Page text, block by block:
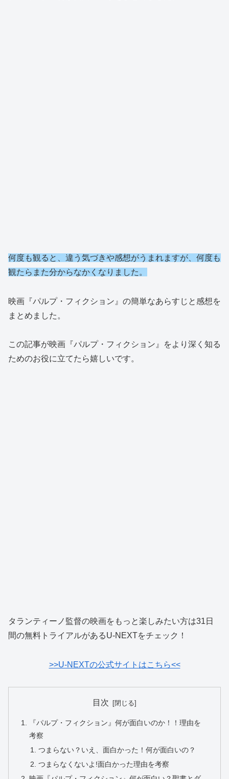
何度も観ると、違う気づきや感想がうまれますが、何度も
観たらまた分からなかくなりました。
映画『パルプ・フィクション』の簡単なあらすじと感想を
まとめました。
この記事が映画『パルプ・フィクション』をより深く知る
ためのお役に立てたら嬉しいです。
タランティーノ監督の映画をもっと楽しみたい方は31日
間の無料トライアルがあるU-NEXTをチェック！
>>U-NEXTの公式サイトはこちら<<
目次
『パルプ・フィクション』何が面白いのか！！理由を
考察
つまらない？いえ、面白かった！何が面白いの？
つまらなくないよ!面白かった理由を考察